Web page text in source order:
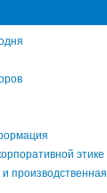
этике
производственная